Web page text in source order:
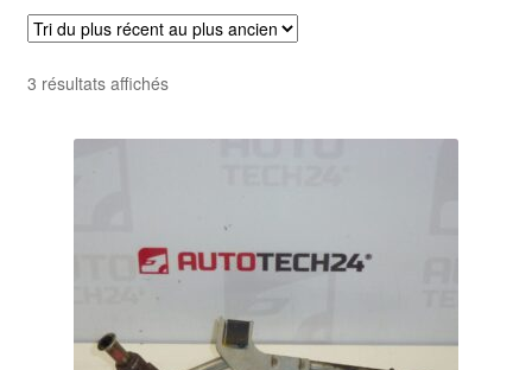
Livraison internationale
Mon compte
Paiements
Politique de confidentialité
3 résultats affichésTrié
plus